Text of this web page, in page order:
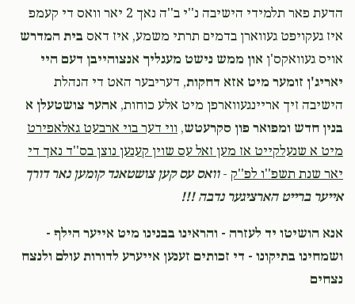
הדעת פאר תלמידי הישיבה נ''י ב''ה נאך 2 יאר וואס די קעמפ
איז געקויפט געווארן בדמים תרתי משמע, איז דאס בית המדרש
אויס געוואקס'ן און ממש נישט מעגליך אנצוהייבן דעם היי
יאריג'ן זומער מיט אזא דחקות, דעריבער האט די הנהלת
הישיבה זיך אריינגעווארפן מיט אלע כוחות, אהער צושטעלן א
בנין חדש ומפואר פון סקרעטש, ווי דער בוי ארבעט גאלאפירט
מיט א שנעלקייט אז מען זאל עס שוין קענען נוצן בס''ד נאך די
יאר שנת תשפ''ו לפ''ק -וואס עס קען צושטאנד קומען נאר דורך
אייער ברייט הארציגער נדבה !!!
אנא הושיטו יד לעזרה - והראינו בבנינו מיט אייער הילף -
ושמחינו בתיקונו - די זכותים זענען אייערע לדורות עולם ולנצח
נצחים